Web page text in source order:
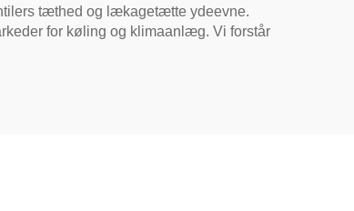
tæthed og lækagetætte ydeevne.
for køling og klimaanlæg. Vi forstår